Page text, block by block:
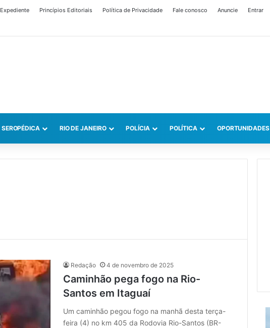
Expediente Princípios Editoriais Política de Privacidade Fale conosco Anuncie Entrar
SEROPÉDICA RIO DE JANEIRO POLÍCIA POLÍTICA OPORTUNIDADES
Redação 4 de novembro de 2025
Caminhão pega fogo na Rio-
Santos em Itaguaí
Um caminhão pegou fogo na manhã desta terça-
feira (4) no km 405 da Rodovia Rio-Santos (BR-